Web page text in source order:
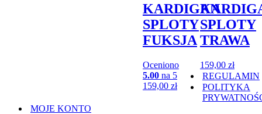
KARDIGAN
SPLOTY
FUKSJA
Oceniono
5.00na 5
159,00 zł
SPLOTY
TRAWA
159,00 zł
REGULAMIN
POLITYKA
MOJE KONTO